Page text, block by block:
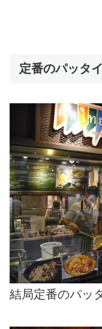
定番のパッタイ
結局定番のパッ